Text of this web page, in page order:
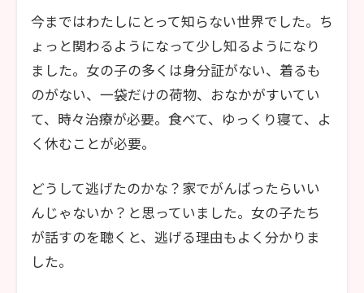
今まではわたしにとって知らない世界でした。ち
ょっと関わるようになって少し知るようになり
ました。女の子の多くは身分証がない、着るも
のがない、一袋だけの荷物、おなかがすいてい
て、時々治療が必要。食べて、ゆっくり寝て、よ
く休むことが必要。
どうして逃げたのかな？家でがんばったらいい
んじゃないか？と思っていました。女の子たち
が話すのを聴くと、逃げる理由もよく分かりま
した。